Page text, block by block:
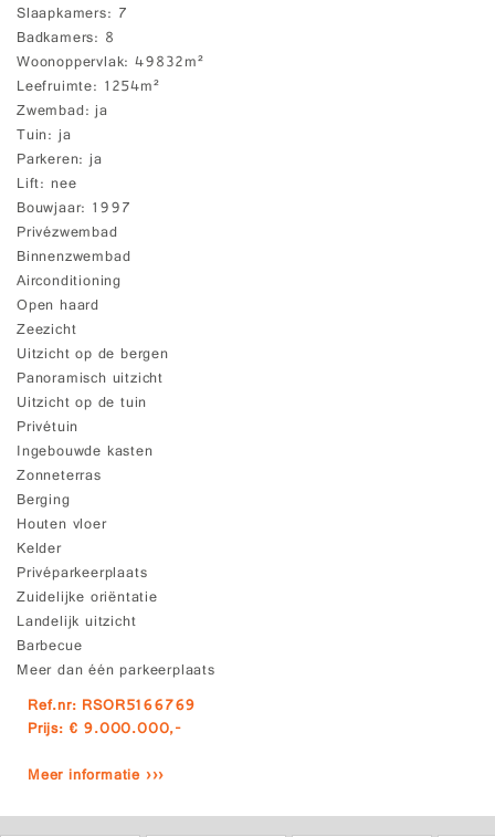
Slaapkamers 7
Badkamers 8
Woonoppervlak 49832m²
Leefruimte 1254m²
Zwembad ja
Tuin ja
Parkeren ja
Lift nee
Bouwjaar 1997
Privézwembad
Binnenzwembad
Airconditioning
Open haard
Zeezicht
Uitzicht op de bergen
Panoramisch uitzicht
Uitzicht op de tuin
Privétuin
Ingebouwde kasten
Zonneterras
Berging
Houten vloer
Kelder
Privéparkeerplaats
Zuidelijke oriëntatie
Landelijk uitzicht
Barbecue
Meer dan één parkeerplaats
Ref.nr: RSOR5166769
Prijs: € 9.000.000,-
Meer informatie ›››